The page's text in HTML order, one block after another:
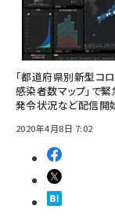
「都道府県別新型コ
感染者数マップ」で
発令状況など配信開
2020年4月8日 7:02